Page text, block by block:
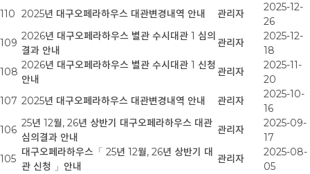
110 2025년 대구오페라하우스 대관변경내역 안내 관리자
2025-12-
26
109
2026년 대구오페라하우스 별관 수시대관 1 심의
결과 안내
관리자
2025-12-
18
108
2026년 대구오페라하우스 별관 수시대관 1 신청
안내
관리자
2025-11-
20
107 2025년 대구오페라하우스 대관변경내역 안내 관리자
2025-10-
16
106
25년 12월, 26년 상반기 대구오페라하우스 대관
심의결과 안내
관리자
2025-09-
17
105
대구오페라하우스「 25년 12월, 26년 상반기 대
관 신청 」안내
관리자
2025-08-
05